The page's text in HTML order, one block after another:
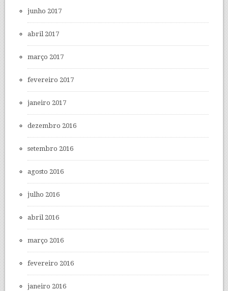
junho 2017
abril 2017
março 2017
fevereiro 2017
janeiro 2017
dezembro 2016
setembro 2016
agosto 2016
julho 2016
abril 2016
março 2016
fevereiro 2016
janeiro 2016